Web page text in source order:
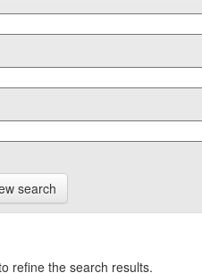
search
refine the search results.